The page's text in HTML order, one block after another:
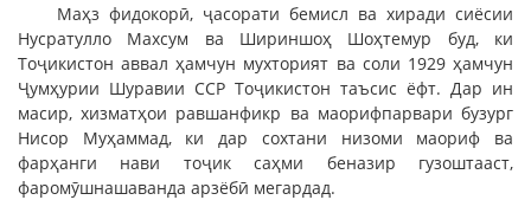
Маҳз фидокорӣ, ҷасорати бемисл ва хиради сиёсии
Нусратулло Махсум ва Шириншоҳ Шоҳтемур буд, ки
Тоҷикистон аввал ҳамчун мухторият ва соли 1929 ҳамчун
Ҷумҳурии Шуравии ССР Тоҷикистон таъсис ёфт. Дар ин
масир, хизматҳои равшанфикр ва маорифпарвари бузург
Нисор Муҳаммад, ки дар сохтани низоми маориф ва
фарҳанги нави тоҷик саҳми беназир гузоштааст,
фаромӯшнашаванда арзёбӣ мегардад.